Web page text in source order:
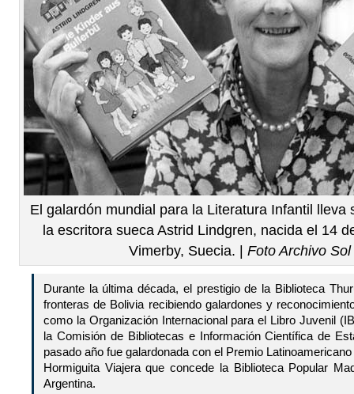
El galardón mundial para la Literatura Infantil lleva
la escritora sueca Astrid Lindgren, nacida el 14
Vimerby, Suecia. |Foto Archivo
Durante la última década, el prestigio de la Biblioteca
fronteras de Bolivia recibiendo galardones y
como la Organización Internacional para el Libro Juvenil
la Comisión de Bibliotecas e Información Científica de
pasado año fue galardonada con el Premio
Hormiguita Viajera que concede la Biblioteca Popular
Argentina.